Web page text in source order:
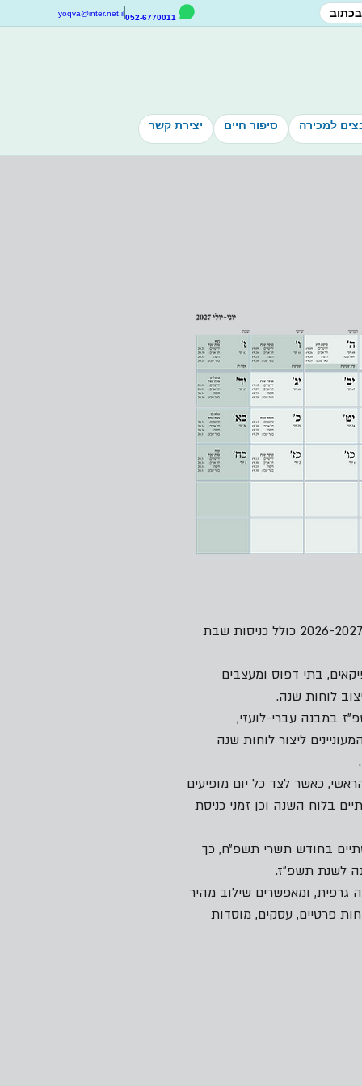
052-6770011
yoqva@inter.net.il
למכירה סיפור חיים יצירת קשר
קבצי עריכה ללוח שנה עברי-לועזי תשפ״ז 2026-2027 כולל כניסות שבת
בתי דפוס ומעצבים
לוחות שנה.
במבנה עברי-לועזי,
ליצור לוחות שנה
כאשר לצד כל יום מופיעים
בלוח השנה וכן זמני כניסת
בחודש תשרי תשפ״ח, כך
לשנת תשפ״ז.
גרפית, ומאפשרים שילוב מהיר
פרטיים, עסקים, מוסדות